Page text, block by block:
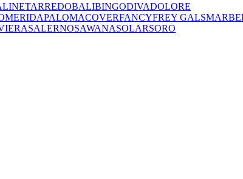
LINETARREDOBALIBINGODIVADOLORE
MERIDAPALOMACOVERFANCYFREY GALS
SALERNOSAWANASOLARSORO